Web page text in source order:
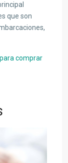
que son
comprar